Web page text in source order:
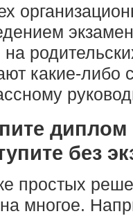
на
какие-
без
простых
многое.